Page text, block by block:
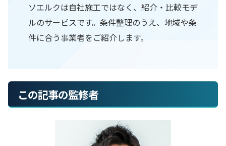
ソエルクは自社施工ではなく、紹介・比較モデ
ルのサービスです。条件整理のうえ、地域や条
件に合う事業者をご紹介します。
この記事の監修者